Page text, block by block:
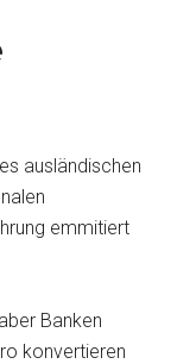
ausländischen
emmitiert
Banken
konvertieren